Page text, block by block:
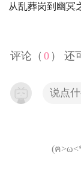
从乱葬岗到幽冥
评论（ 0 ） 还
(ฅ